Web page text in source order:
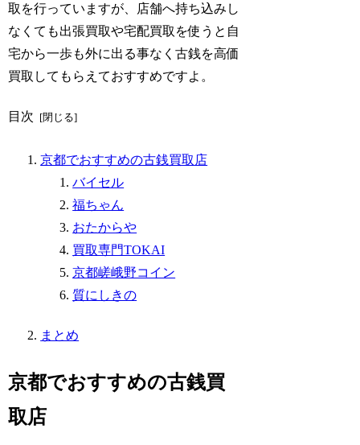
取を行っていますが、店舗へ持ち込みし
なくても出張買取や宅配買取を使うと自
宅から一歩も外に出る事なく古銭を高価
買取してもらえておすすめですよ。
目次
京都でおすすめの古銭買取店
バイセル
福ちゃん
おたからや
買取専門TOKAI
京都嵯峨野コイン
質にしきの
まとめ
京都でおすすめの古銭買
取店